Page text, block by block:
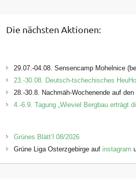
Die nächsten Aktionen:
29.07.-04.08. Sensencamp Mohelnice
23.-30.08. Deutsch-tschechisches
28.-30.8. Nachmäh-Wochenende auf
4.-6.9. Tagung „Wieviel Bergbau erträgt
Grünes Blätt’l 08/2026
Grüne Liga Osterzgebirge auf instagram